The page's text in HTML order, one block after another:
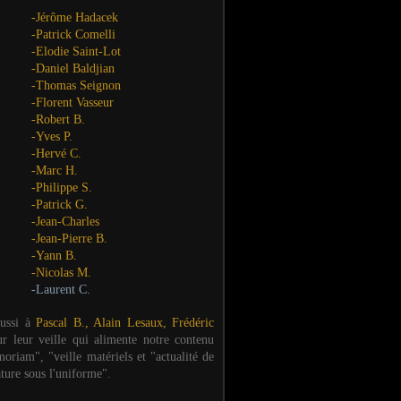
-Jérôme Hadacek
-Patrick Comelli
-Elodie Saint-Lot
-Daniel Baldjian
-Thomas Seignon
-Florent Vasseur
-Robert B.
-Yves P.
-Hervé C.
-Marc H.
-Philippe S.
-Patrick G.
-Jean-Charles
-Jean-Pierre B.
-Yann B.
-Nicolas M.
-Laurent C.
àPascal B., Alain Lesaux, Frédéric
leur veille qui alimente notre contenu
"veille matériels et "actualité de
sous l'uniforme".